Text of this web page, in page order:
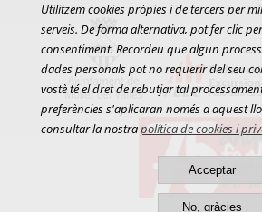
Utilitzem cookies pròpies i de tercers per
serveis. De forma alternativa, pot fer clic
consentiment. Recordeu que algun
dades personals pot no requerir del seu
vostè té el dret de rebutjar tal
preferències s'aplicaran només a aquest
consultar la nostrapolítica de cookies i
Acceptar
No, gràcies